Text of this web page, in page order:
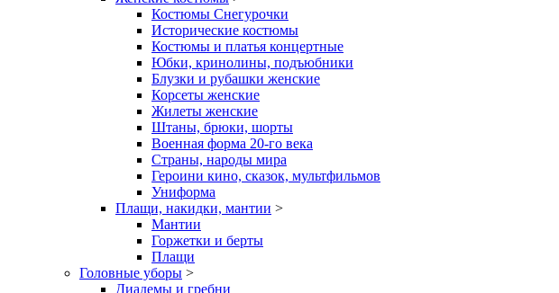
Костюмы Снегурочки
Исторические костюмы
Костюмы и платья концертные
Юбки, кринолины, подъюбники
Блузки и рубашки женские
Корсеты женские
Жилеты женские
Штаны, брюки, шорты
Военная форма 20-го века
Страны, народы мира
Героини кино, сказок, мультфильмов
Униформа
Плащи, накидки, мантии >
Мантии
Горжетки и берты
Плащи
Головные уборы >
Диадемы и гребни